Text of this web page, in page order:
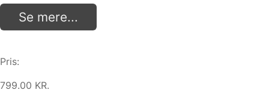
Se mere...
Pris:
799.00 KR.